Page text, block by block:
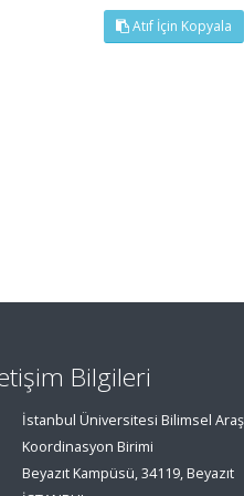
Atıf İçin Kopyala
Bilgileri
İstanbul Üniversitesi Bilimsel
Koordinasyon Birimi
Beyazıt Kampüsü, 34119, Beyazıt